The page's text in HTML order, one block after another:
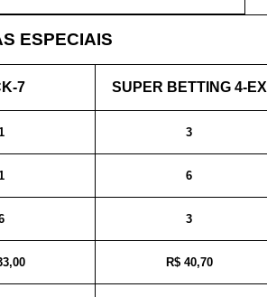
ESPECIAIS
7 SUPER BETTING 4-EX
3
6
3
R$ 40,70